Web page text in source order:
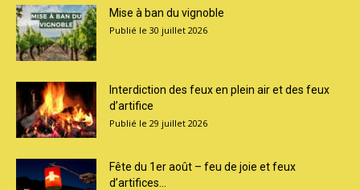
Mise à ban du vignoble
30 juillet 2026
Interdiction des feux en plein air et des feux
d’artifice
29 juillet 2026
Fête du 1er août – feu de joie et feux
d’artifices...